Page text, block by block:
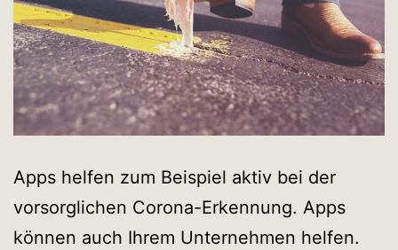
Apps helfen zum Beispiel aktiv bei der
vorsorglichen Corona-Erkennung. Apps
können auch Ihrem Unternehmen helfen.